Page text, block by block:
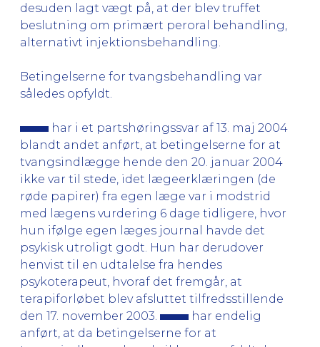
desuden lagt vægt på, at der blev truffet
beslutning om primært peroral behandling,
alternativt injektionsbehandling.
Betingelserne for tvangsbehandling var
således opfyldt.
har i et partshøringssvar af 13. maj 2004
blandt andet anført, at betingelserne for at
tvangsindlægge hende den 20. januar 2004
ikke var til stede, idet lægeerklæringen (de
røde papirer) fra egen læge var i modstrid
med lægens vurdering 6 dage tidligere, hvor
hun ifølge egen læges journal havde det
psykisk utroligt godt. Hun har derudover
henvist til en udtalelse fra hendes
psykoterapeut, hvoraf det fremgår, at
terapiforløbet blev afsluttet tilfredsstillende
den 17. november 2003.
har endelig
anført, at da betingelserne for at